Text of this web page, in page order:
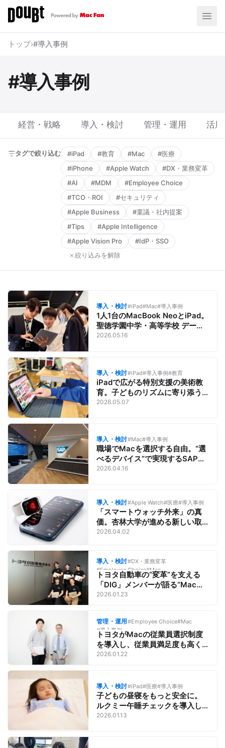
トップ›#導入事例
#導入事例
経営・戦略 導入・検討 管理・運用 活
タグで絞り込む #iPad #教育 #Mac
#医療
#iPhone
#Apple Watch
#DX・業務変革
#AI
#MDM
#Employee Choice
#TCO・ROI
#セキュリティ
#Apple Business
#稟議・社内提案
#Tips
#Apple Intelligence
#Apple Vision Pro
#IdP・SSO
絞り込みを解除
導入・検討#iPad#Mac#導入事例
1人1台のMacBook NeoとiPad。
聖徳学園中学・高等学校 データ
サイエンスコースの取り組み。
2026.05.16
導入・検討#iPad#導入事例#教育
iPadで広がる特別支援の美術教
育。子どものリズムに寄り添う
表現を支える、大阪府立堺支援
2026.05.07
導入・検討#Mac#導入事例
職場でMacを選択する自由。“選
べるデバイス”で実現するSAPの
働き方改革とAI活用
2026.04.16
導入・検討#Apple Watch#医療#導入事例
「スマートウォッチ外来」の真
価。杏林大学が進める新しい取
り組みとは／医療とApple
2026.04.02
導入・検討#DX・業務変革
#Employee Choice#Mac
トヨタ自動車の“変革”を支える
「DIG」メンバーが語る“Macの
価値”【Macがビジネスに最適な
2026.01.23
管理・運用#Employee Choice#Mac
#導入事例
トヨタがMacの従業員選択制度
を導入し、従業員満足度も高く
「デジタル変革」を推進できた
2026.01.22
導入・検討#iPad#医療#導入事例
子どもの昼寝をもっと安全に。
ルクミー午睡チェックを導入し
「人の余裕を生み出す」保育園
2026.01.13